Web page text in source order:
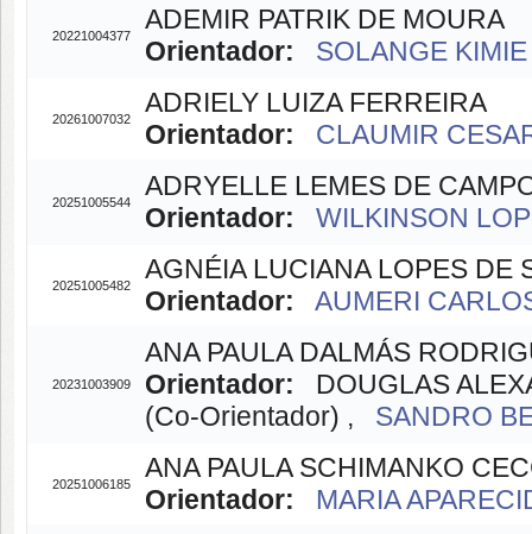
20221004377
ADEMIR PATRIK DE MOURA
Orientador:
SOLANGE
20261007032
ADRIELY LUIZA FERREIRA
Orientador:
CLAUMIR
20251005544
ADRYELLE LEMES DE
Orientador:
WILKINSON
20251005482
AGNÉIA LUCIANA LOPES DE
Orientador:
AUMERI
20231003909
ANA PAULA DALMÁS
Orientador: DOUGLAS
(Co-Orientador) , SANDRO
20251006185
ANA PAULA SCHIMANKO
Orientador:
MARIA